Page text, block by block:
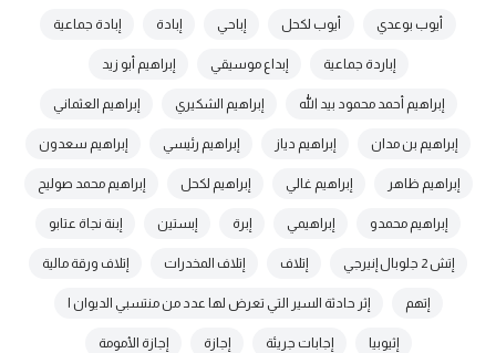
أيوب بوعدي أيوب لكحل إباحي إبادة إبادة جماعية
إباردة جماعية إبداع موسيقي إبراهيم أبو زيد
إبراهيم أحمد محمود بيد الله إبراهيم الشكيري إبراهيم العثماني
إبراهيم بن مدان إبراهيم دياز إبراهيم رئيسي إبراهيم سعدون
إبراهيم ظاهر إبراهيم غالي إبراهيم لكحل إبراهيم محمد صوليح
إبراهيم محمدو إبراهيمي إبرة إبستين إبنة نجاة عتابو
إتش 2 جلوبال إنيرجي إتلاف إتلاف المخدرات إتلاف ورقة مالية
إتهم إثر حادثة السير التي تعرض لها عدد من منتسبي الديوان ا
إثيوبيا إجابات جريئة إجازة إجازة الأمومة